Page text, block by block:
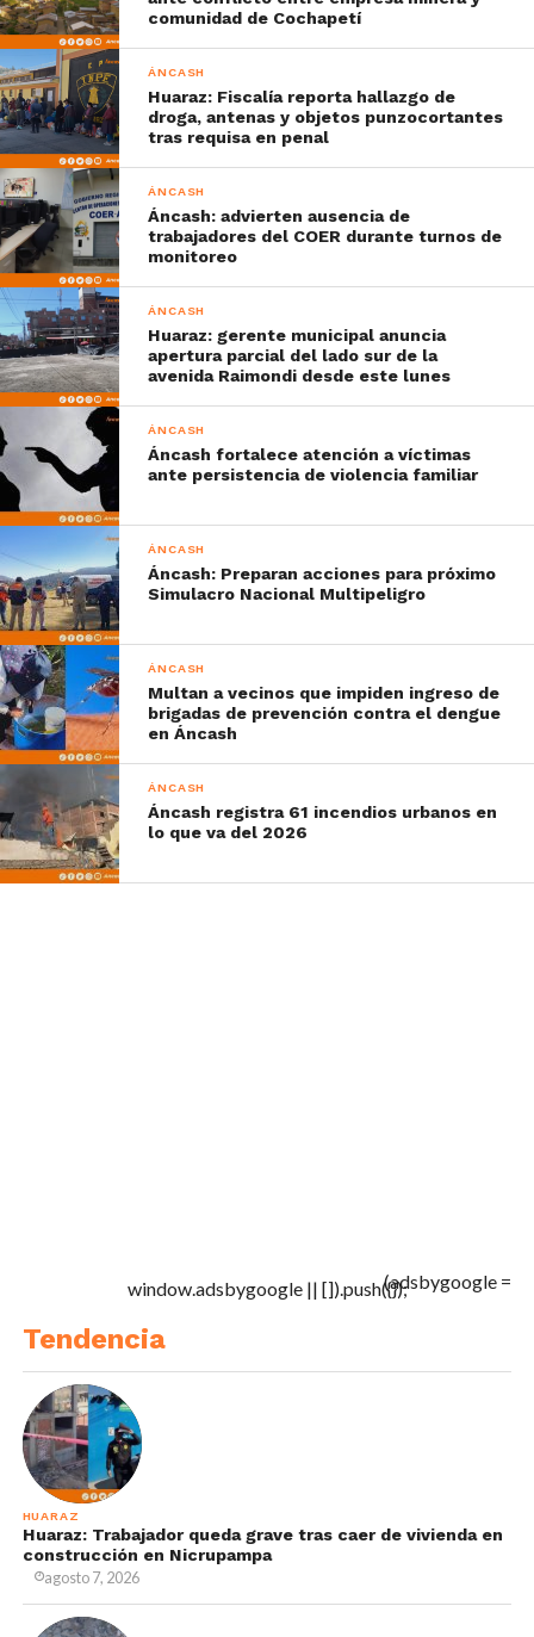
comunidad de Cochapetí
ÁNCASH
Huaraz: Fiscalía reporta hallazgo de
droga, antenas y objetos punzocortantes
tras requisa en penal
ÁNCASH
Áncash: advierten ausencia de
trabajadores del COER durante turnos de
monitoreo
ÁNCASH
Huaraz: gerente municipal anuncia
apertura parcial del lado sur de la
avenida Raimondi desde este lunes
ÁNCASH
Áncash fortalece atención a víctimas
ante persistencia de violencia familiar
ÁNCASH
Áncash: Preparan acciones para próximo
Simulacro Nacional Multipeligro
ÁNCASH
Multan a vecinos que impiden ingreso de
brigadas de prevención contra el dengue
en Áncash
ÁNCASH
Áncash registra 61 incendios urbanos en
lo que va del 2026
(adsbygoogle =
window.adsbygoogle || []).push({});
Tendencia
HUARAZ
Huaraz: Trabajador queda grave tras caer de vivienda en
construcción en Nicrupampa
agosto 7, 2026